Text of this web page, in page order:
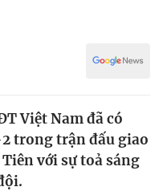
Việt Nam đã có
trong trận đấu giao
với sự toả sáng